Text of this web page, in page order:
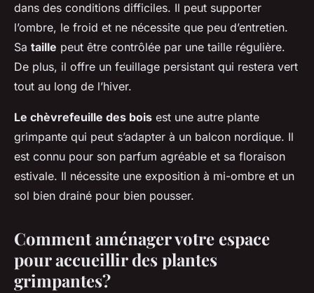
dans des conditions difficiles. Il peut supporter
l’ombre, le froid et ne nécessite que peu d’entretien.
Sa taille peut être contrôlée par une taille régulière.
De plus, il offre un feuillage persistant qui restera vert
tout au long de l’hiver.
Le chèvrefeuille des bois est une autre plante
grimpante qui peut s’adapter à un balcon nordique. Il
est connu pour son parfum agréable et sa floraison
estivale. Il nécessite une exposition à mi-ombre et un
sol bien drainé pour bien pousser.
Comment aménager votre espace
pour accueillir des plantes
grimpantes?